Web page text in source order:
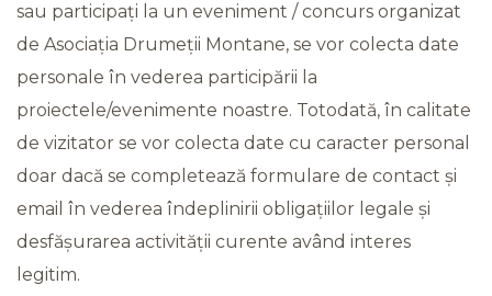
sau participați la un eveniment / concurs organizat
de Asociația Drumeții Montane, se vor colecta date
personale în vederea participării la
proiectele/evenimente noastre. Totodată, în calitate
de vizitator se vor colecta date cu caracter personal
doar dacă se completează formulare de contact și
email în vederea îndeplinirii obligațiilor legale și
desfășurarea activității curente având interes
legitim.